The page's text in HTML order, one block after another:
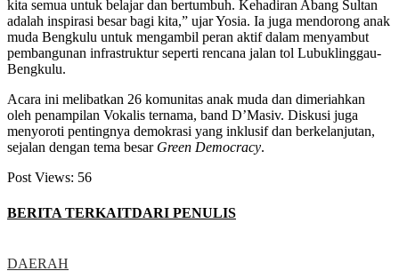
kita semua untuk belajar dan bertumbuh. Kehadiran Abang Sultan
adalah inspirasi besar bagi kita,” ujar Yosia. Ia juga mendorong anak
muda Bengkulu untuk mengambil peran aktif dalam menyambut
pembangunan infrastruktur seperti rencana jalan tol Lubuklinggau-
Bengkulu.
Acara ini melibatkan 26 komunitas anak muda dan dimeriahkan
oleh penampilan Vokalis ternama, band D’Masiv. Diskusi juga
menyoroti pentingnya demokrasi yang inklusif dan berkelanjutan,
sejalan dengan tema besar Green Democracy.
Post Views: 56
BERITA TERKAITDARI PENULIS
DAERAH